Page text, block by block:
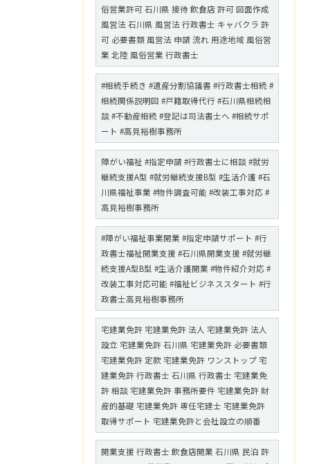
俗営業許可 石川県 接待 飲食店 許可 図面作成
風営法 石川県 風営法 行政書士 キャバクラ 許
可 必要書類 風営法 申請 流れ 用途地域 風俗営
業 北陸 風俗営業 行政書士
#相続手続き #遺産分割協議書 #行政書士相続 #
相続関係説明図 #戸籍取得代行 #石川県相続相
談 #不動産相続 #登記は司法書士へ #相続サポ
ート #高見裕樹事務所
障がい福祉 #指定申請 #行政書士に相談 #就労
継続支援A型 #就労継続支援B型 #生活介護 #石
川県福祉事業 #物件調査可能 #改装工事対応 #
高見裕樹事務所
#障がい福祉事業開業 #指定申請サポート #行
政書士福祉開業支援 #石川県開業支援 #就労継
続支援A型B型 #生活介護開業 #物件紹介対応 #
改装工事対応可能 #福祉ビジネススタート #行
政書士高見裕樹事務所
宅建業免許 宅建業免許 法人 宅建業免許 法人
設立 宅建業免許 石川県 宅建業免許 必要書類
宅建業免許 定款 宅建業免許 ワンストップ 宅
建業免許 行政書士 石川県 行政書士 宅建業免
許 相談 宅建業免許 事務所要件 宅建業免許 財
産的基礎 宅建業免許 専任宅建士 宅建業免許
取得サポート 宅建業免許と会社設立の順番
開業支援 行政書士 飲食店開業 石川県 民泊 許